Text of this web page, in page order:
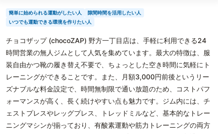
簡単に始められる運動がしたい人
隙間時間を活用したい人
いつでも運動できる環境を作りたい人
チョコザップ (chocoZAP) 野方一丁目店は、手軽に利用できる24
時間営業の無人ジムとして人気を集めています。最大の特徴は、服
装自由かつ靴の履き替え不要で、ちょっとした空き時間に気軽にト
レーニングができることです。また、月額3,000円前後というリー
ズナブルな料金設定で、時間無制限で通い放題のため、コストパフ
ォーマンスが高く、長く続けやすい点も魅力です。ジム内には、チ
ェストプレスやレッグプレス、トレッドミルなど、基本的なトレー
ニングマシンが揃っており、有酸素運動や筋力トレーニングの両方